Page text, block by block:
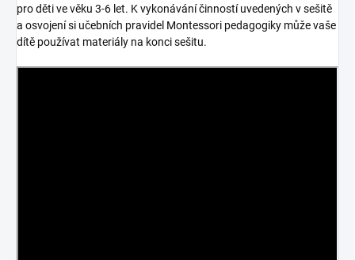
pro děti ve věku 3-6 let. K vykonávání činností uvedených v sešitě
a osvojení si učebních pravidel Montessori pedagogiky může vaše
dítě používat materiály na konci sešitu.